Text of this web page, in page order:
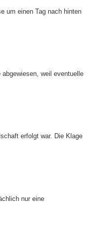
um einen Tag nach hinten
weil eventuelle
erfolgt war. Die Klage
nur eine